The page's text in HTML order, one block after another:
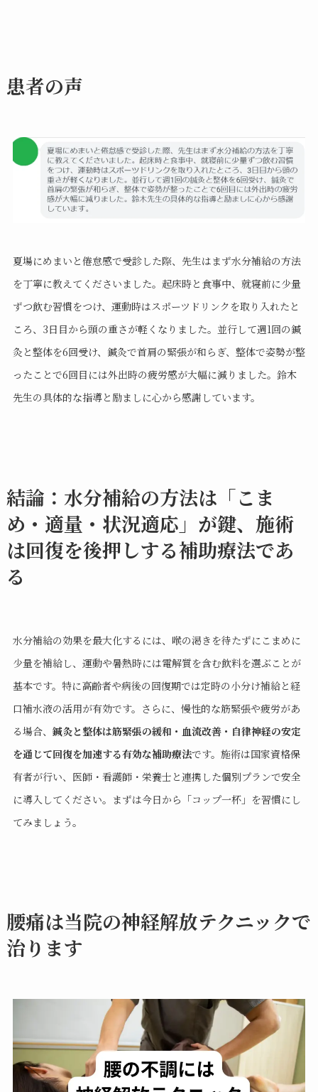
患者の声
夏場にめまいと倦怠感で受診した際、先生はまず水分補給の方法
を丁寧に教えてくださいました。起床時と食事中、就寝前に少量
ずつ飲む習慣をつけ、運動時はスポーツドリンクを取り入れたと
ころ、3日目から頭の重さが軽くなりました。並行して週1回の鍼
灸と整体を6回受け、鍼灸で首肩の緊張が和らぎ、整体で姿勢が整
ったことで6回目には外出時の疲労感が大幅に減りました。鈴木
先生の具体的な指導と励ましに心から感謝しています。
結論：水分補給の方法は「こま
め・適量・状況適応」が鍵、施術
は回復を後押しする補助療法であ
る
水分補給の効果を最大化するには、喉の渇きを待たずにこまめに
少量を補給し、運動や暑熱時には電解質を含む飲料を選ぶことが
基本です。特に高齢者や病後の回復期では定時の小分け補給と経
口補水液の活用が有効です。さらに、慢性的な筋緊張や疲労があ
る場合、 鍼灸と整体は筋緊張の緩和・血流改善・自律神経の安定
を通じて回復を加速する有効な補助療法です。施術は国家資格保
有者が行い、医師・看護師・栄養士と連携した個別プランで安全
に導入してください。まずは今日から「コップ一杯」を習慣にし
てみましょう。
腰痛は当院の神経解放テクニックで
治ります